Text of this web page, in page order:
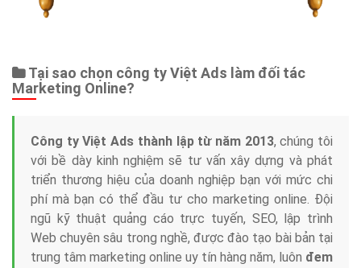
Tại sao chọn công ty Việt Ads làm đối tác
Marketing Online?
Công ty Việt Ads thành lập từ năm 2013, chúng tôi
với bề dày kinh nghiệm sẽ tư vấn xây dựng và phát
triển thương hiệu của doanh nghiệp bạn với mức chi
phí mà bạn có thể đầu tư cho marketing online. Đội
ngũ kỹ thuật quảng cáo trực tuyến, SEO, lập trình
Web chuyên sâu trong nghề, được đào tạo bài bản tại
trung tâm marketing online uy tín hàng năm, luôn đem